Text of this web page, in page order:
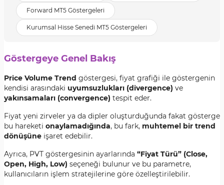
Forward MT5 Göstergeleri
Kurumsal Hisse Senedi MT5 Göstergeleri
Göstergeye Genel Bakış
Price Volume Trend göstergesi, fiyat grafiği ile göstergenin
kendisi arasındaki uyumsuzlukları (divergence) ve
yakınsamaları (convergence) tespit eder.
Fiyat yeni zirveler ya da dipler oluşturduğunda fakat gösterge
bu hareketi onaylamadığında, bu fark, muhtemel bir trend
dönüşüne işaret edebilir.
Ayrıca, PVT göstergesinin ayarlarında “Fiyat Türü” (Close,
Open, High, Low) seçeneği bulunur ve bu parametre,
kullanıcıların işlem stratejilerine göre özelleştirilebilir.